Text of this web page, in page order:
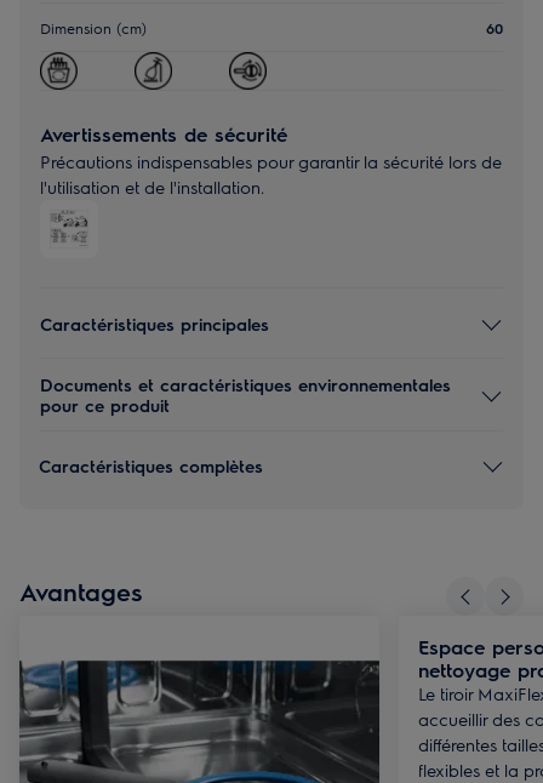
Dimension (cm) 60
Avertissements de sécurité
Précautions indispensables pour garantir la sécurité lors de
l'utilisation et de l'installation.
Caractéristiques principales
Documents et caractéristiques environnementales
pour ce produit
Caractéristiques complètes
Avantages
Espace
nettoyage
Le tiroir
accueillir des
différentes
flexibles et la